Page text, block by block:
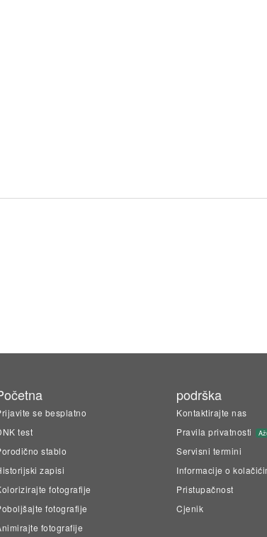
se besplatno
test
stablo
zapisi
fotografije
fotografije
fotografije
podrška
Kontaktirajte nas
Pravila privatnosti
Servisni termini
Informacije o
Pristupačnost
Cjenik